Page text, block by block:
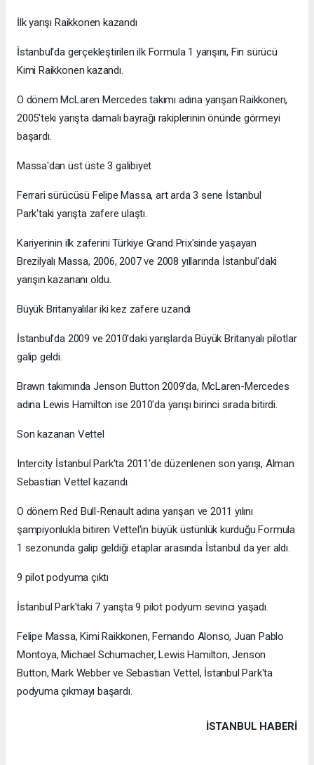
İlk yarışı Raikkonen kazandı
İstanbul'da gerçekleştirilen ilk Formula 1 yarışını, Fin sürücü
Kimi Raikkonen kazandı.
O dönem McLaren Mercedes takımı adına yarışan Raikkonen,
2005'teki yarışta damalı bayrağı rakiplerinin önünde görmeyi
başardı.
Massa'dan üst üste 3 galibiyet
Ferrari sürücüsü Felipe Massa, art arda 3 sene İstanbul
Park'taki yarışta zafere ulaştı.
Kariyerinin ilk zaferini Türkiye Grand Prix'sinde yaşayan
Brezilyalı Massa, 2006, 2007 ve 2008 yıllarında İstanbul'daki
yarışın kazananı oldu.
Büyük Britanyalılar iki kez zafere uzandı
İstanbul'da 2009 ve 2010'daki yarışlarda Büyük Britanyalı pilotlar
galip geldi.
Brawn takımında Jenson Button 2009'da, McLaren-Mercedes
adına Lewis Hamilton ise 2010'da yarışı birinci sırada bitirdi.
Son kazanan Vettel
Intercity İstanbul Park'ta 2011'de düzenlenen son yarışı, Alman
Sebastian Vettel kazandı.
O dönem Red Bull-Renault adına yarışan ve 2011 yılını
şampiyonlukla bitiren Vettel'in büyük üstünlük kurduğu Formula
1 sezonunda galip geldiği etaplar arasında İstanbul da yer aldı.
9 pilot podyuma çıktı
İstanbul Park'taki 7 yarışta 9 pilot podyum sevinci yaşadı.
Felipe Massa, Kimi Raikkonen, Fernando Alonso, Juan Pablo
Montoya, Michael Schumacher, Lewis Hamilton, Jenson
Button, Mark Webber ve Sebastian Vettel, İstanbul Park'ta
podyuma çıkmayı başardı.
İSTANBUL HABERİ